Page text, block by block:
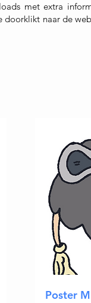
met extra
doorklikt naar de
Poster